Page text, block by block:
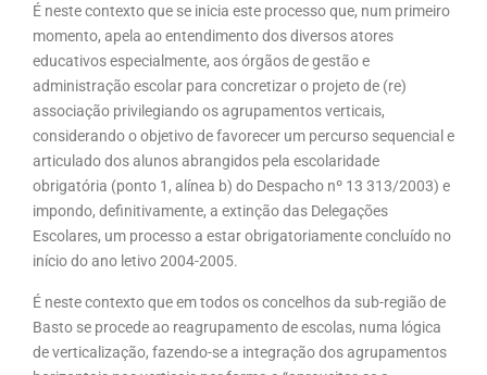
É neste contexto que se inicia este processo que, num primeiro
momento, apela ao entendimento dos diversos atores
educativos especialmente, aos órgãos de gestão e
administração escolar para concretizar o projeto de (re)
associação privilegiando os agrupamentos verticais,
considerando o objetivo de favorecer um percurso sequencial e
articulado dos alunos abrangidos pela escolaridade
obrigatória (ponto 1, alínea b) do Despacho nº 13 313/2003) e
impondo, definitivamente, a extinção das Delegações
Escolares, um processo a estar obrigatoriamente concluído no
início do ano letivo 2004-2005.
É neste contexto que em todos os concelhos da sub-região de
Basto se procede ao reagrupamento de escolas, numa lógica
de verticalização, fazendo-se a integração dos agrupamentos